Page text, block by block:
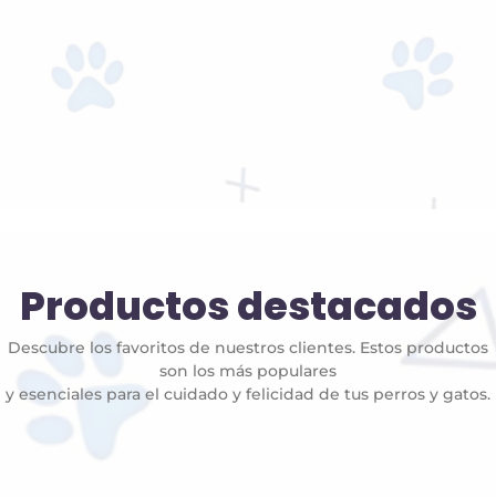
Productos destacados
Descubre los favoritos de nuestros clientes. Estos productos
son los más populares
y esenciales para el cuidado y felicidad de tus perros y gatos.